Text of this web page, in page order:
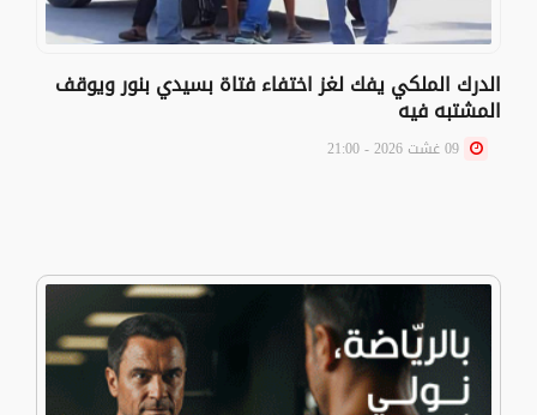
الدرك الملكي يفك لغز اختفاء فتاة بسيدي بنور ويوقف
المشتبه فيه